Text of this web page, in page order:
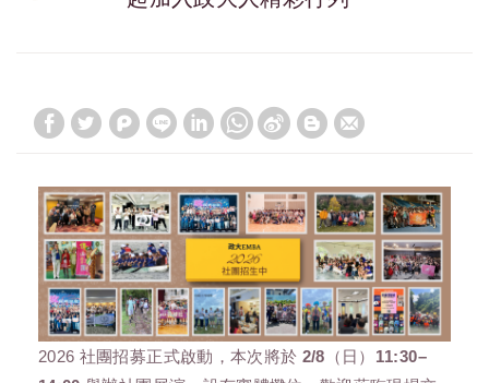
2026 社團招募正式啟動，本次將於 2/8（日）11:30–